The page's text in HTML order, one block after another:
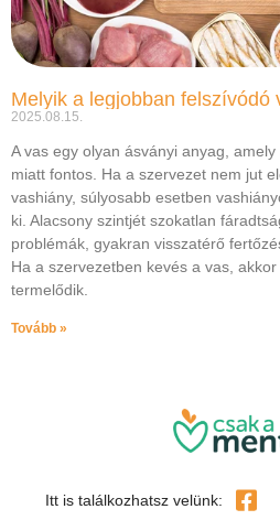
Melyik a legjobban felszívódó
2025.08.15.
A vas egy olyan ásványi anyag,
miatt fontos. Ha a szervezet nem jut
vashiány, súlyosabb esetben
ki. Alacsony szintjét szokatlan
problémák, gyakran visszatérő
Ha a szervezetben kevés a vas,
termelődik.
Tovább »
Itt is találkozhatsz velünk: